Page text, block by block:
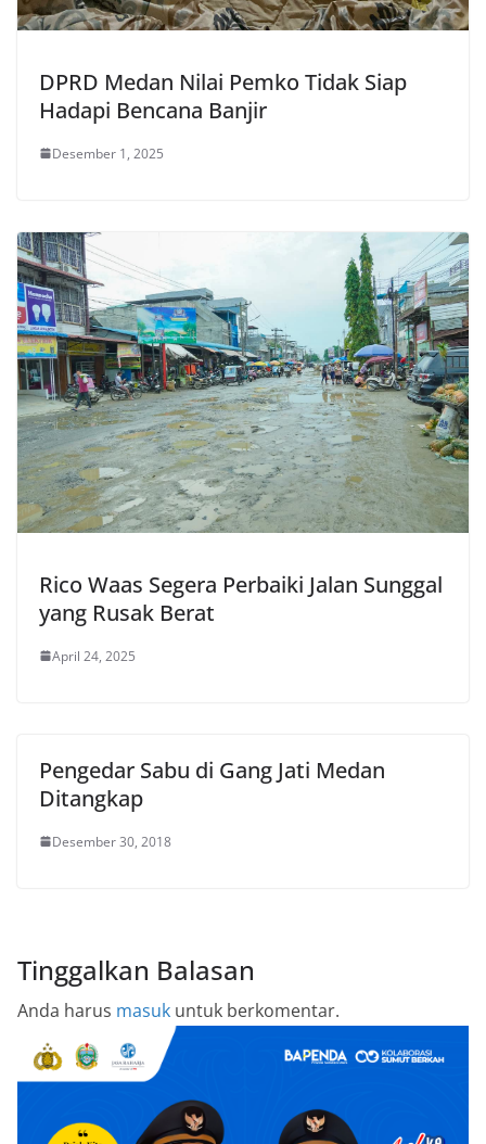
DPRD Medan Nilai Pemko Tidak Siap
Hadapi Bencana Banjir
Desember 1, 2025
Rico Waas Segera Perbaiki Jalan Sunggal
yang Rusak Berat
April 24, 2025
Pengedar Sabu di Gang Jati Medan
Ditangkap
Desember 30, 2018
Tinggalkan Balasan
Anda harus masuk untuk berkomentar.